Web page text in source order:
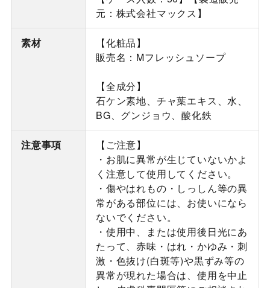
元：株式会社マックス】
素材
【化粧品】
販売名：Mフレッシュソープ
【全成分】
石ケン素地、チャ葉エキス、水、
BG、グンジョウ、酸化鉄
注意事項
【ご注意】
・お肌に異常が生じていないかよ
く注意して使用してください。
・傷やはれもの・しっしん等の異
常がある部位には、お使いになら
ないでください。
・使用中、または使用後日光にあ
たって、赤味・はれ・かゆみ・刺
激・色抜け(白斑等)や黒ずみ等の
異常が現れた場合は、使用を中止